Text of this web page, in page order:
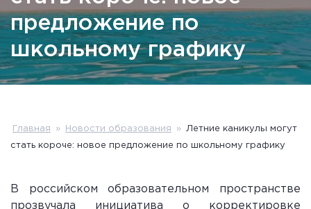
предложение по
школьному графику
Главная » Новости образования » Летние каникулы могут
стать короче: новое предложение по школьному графику
В российском образовательном пространстве
прозвучала инициатива о корректировке